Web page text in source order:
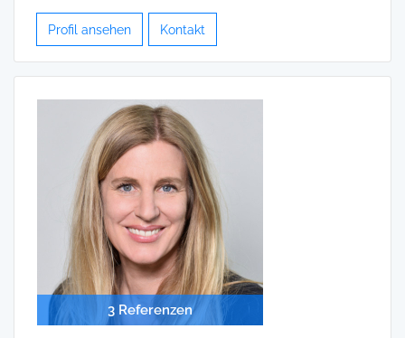
Profil ansehen Kontakt
3 Referenzen